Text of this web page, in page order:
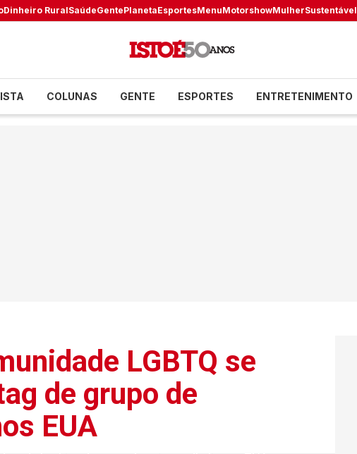
Dinheiro RuralSaúdeGentePlanetaEsportesMenuMotorshowMulherSustentável
COLUNAS GENTE ESPORTES ENTRETENIMENTO
LGBTQ se
de grupo de
EUA